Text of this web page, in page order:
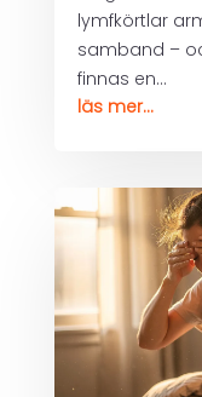
lymfkörtlar
samband –
finnas en...
läs mer...